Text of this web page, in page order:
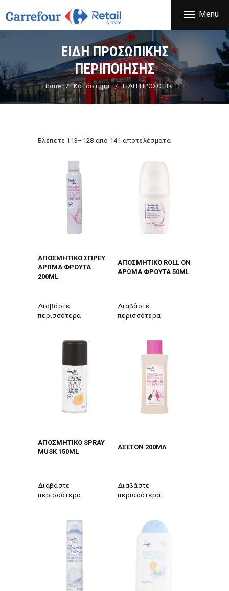
Menu
ΕΙΔΗ ΠΡΟΣΩΠΙΚΗΣ
ΠΕΡΙΠΟΙΗΣΗΣ
Home Κατάστημα ΕΙΔΗ ΠΡΟΣΩΠΙΚΗΣ...
CARREFOUR
Χονδρικό εμπόριο προϊόντων ευρείας κατανάλωσης
ΕΤΑΙΡΕΙΑ
ΠΡΟΪΟΝΤΑ
ΚΑΤΑΣΤΗΜΑΤΑ
ΠΡΟΣΦΟΡΕΣ
FRANCHISE
ΝΕΑ
Βλέπετε 113–128 από 141 αποτελέσματα
ΑΠΟΣΜΗΤΙΚΟ ΣΠΡΕΥ
ΑΡΩΜΑ ΦΡΟΥΤΑ
200ML
Διαβάστε
περισσότερα
ΑΠΟΣΜΗΤΙΚΟ ROLL ON
ΑΡΩΜΑ ΦΡΟΥΤΑ 50ML
Διαβάστε
περισσότερα
ΑΠΟΣΜΗΤΙΚΟ SPRAY
MUSK 150ML
Διαβάστε
περισσότερα
ΑΣΕΤΟΝ 200ΜΛ
Διαβάστε
περισσότερα